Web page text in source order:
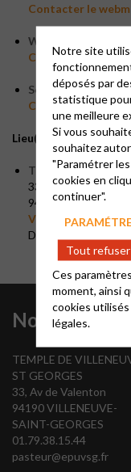
Contacter le
Webmasteur
Contacter le
Secrétariat
Contacter
Lieu(x) de culte
TEMPLE DE
33, Av de Valenton
94190 VILLENEUVE
Voir sur la carte
Dimanche 10 h 30
Nous
TEMPLE DE
ST GEORGES
33, Av de Valenton
94190 VILLENEUVE-
SAINT-GEORGES
01.79.38.15.44
pasteur@epuvsg.fr
Notre site
déposés par
statistique
une meilleure
Si vous
souhaitez
"Paramétrer
cookies en
continuer".
Tout refuser
Ces
moment, ainsi
cookies utilisés
légales.